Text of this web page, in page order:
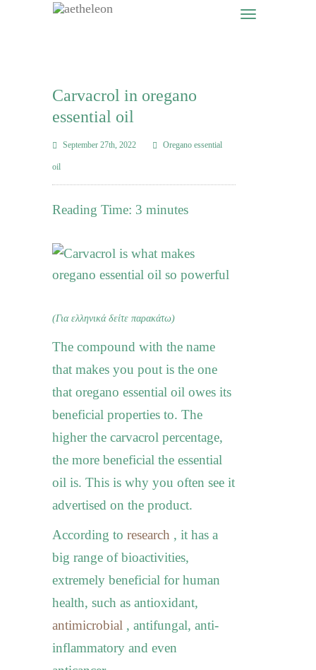
Carvacrol in oregano
essential oil
September 27th, 2022 Oregano essential
oil
Reading Time: 3 minutes
(Για ελληνικά δείτε παρακάτω)
The compound with the name
that makes you pout is the one
that oregano essential oil owes its
beneficial properties to. The
higher the carvacrol percentage,
the more beneficial the essential
oil is. This is why you often see it
advertised on the product.
According to research , it has a
big range of bioactivities,
extremely beneficial for human
health, such as antioxidant,
antimicrobial , antifungal, anti-
inflammatory and even